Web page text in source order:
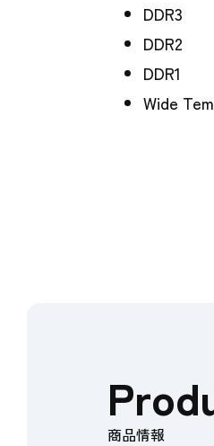
DDR3
DDR2
DDR1
Wide
商品情報